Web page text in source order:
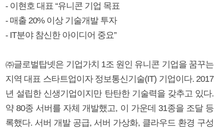
- 이현호 대표 “유니콘 기업 목표
- 매출 20% 이상 기술개발 투자
- IT분야 참신한 아이디어 중요”
㈜글로벌탑넷은 기업가치 1조 원인 유니콘 기업을 꿈꾸는
지역 대표 스타트업이자 정보통신기술(IT) 기업이다. 2017
년 설립한 신생기업이지만 탄탄한 기술력을 갖추고 있다.
약 80종 서버를 자체 개발했고, 이 가운데 31종을 조달 등
록했다. 서버 개발 공급, 서버 가상화, 클라우드 환경 구성